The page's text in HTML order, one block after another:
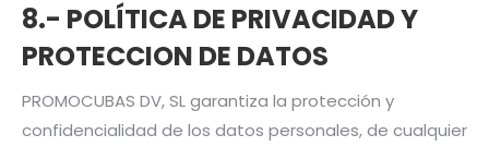
8.- POLÍTICA DE PRIVACIDAD Y
PROTECCION DE DATOS
PROMOCUBAS DV, SL garantiza la protección y
confidencialidad de los datos personales, de cualquier